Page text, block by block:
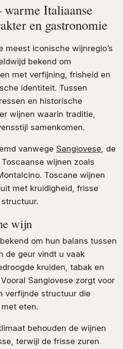
Italiaanse
en gastronomie
meest iconische wijnregio’s
bekend om
met verfijning, frisheid en
identiteit. Tussen
en historische
wijnen waarin traditie,
samenkomen.
vanwege Sangiovese , de
wijnen zoals
Toscane wijnen
met kruidigheid, frisse
wijn
om hun balans tussen
de geur vindt u vaak
kruiden, tabak en
Sangiovese zorgt voor
verfijnde structuur die
eten.
behouden de wijnen
terwijl de frisse zuren